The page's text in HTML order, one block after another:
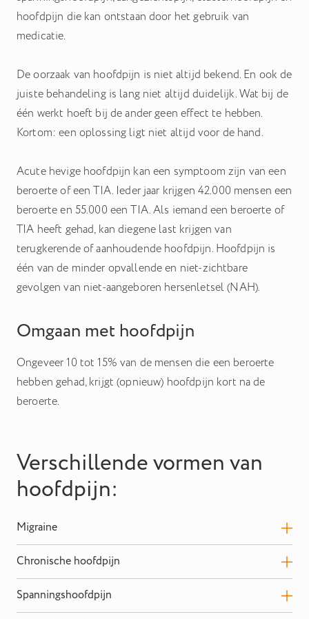
hoofdpijn die kan ontstaan door het gebruik van
medicatie.
De oorzaak van hoofdpijn is niet altijd bekend. En ook de
juiste behandeling is lang niet altijd duidelijk. Wat bij de
één werkt hoeft bij de ander geen effect te hebben.
Kortom: een oplossing ligt niet altijd voor de hand.
Acute hevige hoofdpijn kan een symptoom zijn van een
beroerte of een TIA. Ieder jaar krijgen 42.000 mensen een
beroerte en 55.000 een TIA. Als iemand een beroerte of
TIA heeft gehad, kan diegene last krijgen van
terugkerende of aanhoudende hoofdpijn. Hoofdpijn is
één van de minder opvallende en niet-zichtbare
gevolgen van niet-aangeboren hersenletsel (NAH).
Omgaan met hoofdpijn
Ongeveer 10 tot 15% van de mensen die een beroerte
hebben gehad, krijgt (opnieuw) hoofdpijn kort na de
beroerte.
Verschillende vormen van
hoofdpijn:
Migraine
Mensen met migraine hebben vaak zware hoofdpijn en
geluid. Soms zien zij ook auraverschijnselen of
lichtflitsen en hebben ze een tintelend gevoel in
Chronische hoofdpijn
Chronische hoofdpijn is een term om verschillende
Spanningshoofdpijn
Hiermee kunnen we u relevante advertenties tonen op
websites en apps van derden, zoals Facebook en Instagram.
ervoor zorgen dat gerelateerde functionaliteit
niet goed werkt. U kunt uw voorkeuren op elk
moment wijzigen.
Accepteer alle cookies
Bewaar voorkeuren